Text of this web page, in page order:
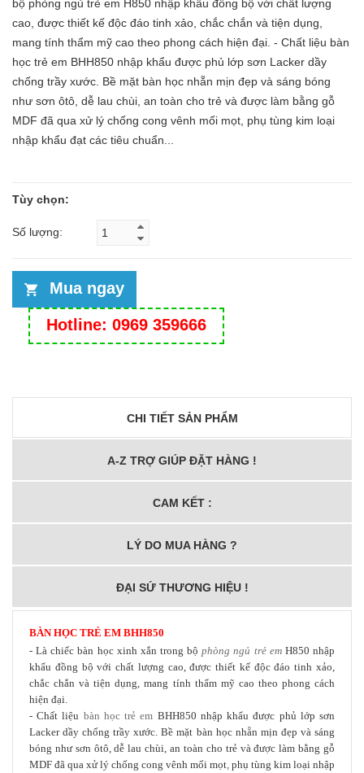
bộ phòng ngủ trẻ em H850 nhập khẩu đồng bộ với chất lượng
cao, được thiết kế độc đáo tinh xảo, chắc chắn và tiện dụng,
mang tính thẩm mỹ cao theo phong cách hiện đại. - Chất liệu bàn
học trẻ em BHH850 nhập khẩu được phủ lớp sơn Lacker dầy
chống trầy xước. Bề mặt bàn học nhẵn mịn đẹp và sáng bóng
như sơn ôtô, dễ lau chùi, an toàn cho trẻ và được làm bằng gỗ
MDF đã qua xử lý chống cong vênh mối mọt, phụ tùng kim loại
nhập khẩu đạt các tiêu chuẩn...
Tùy chọn:
Số lượng:
Mua ngay
Hotline: 0969 359666
CHI TIẾT SẢN PHẨM
A-Z TRỢ GIÚP ĐẶT HÀNG !
CAM KẾT :
LÝ DO MUA HÀNG ?
ĐẠI SỨ THƯƠNG HIỆU !
BÀN HỌC TRẺ EM BHH850
- Là chiếc bàn học xinh xắn trong bộphòng ngủ trẻ emH850 nhập
khẩu đồng bộ với chất lượng cao, được thiết kế độc đáo tinh xảo,
chắc chắn và tiện dụng, mang tính thẩm mỹ cao theo phong cách
hiện đại.
- Chất liệu bàn học trẻ em BHH850 nhập khẩu được phủ lớp sơn
Lacker dầy chống trầy xước. Bề mặt bàn học nhẵn mịn đẹp và sáng
bóng như sơn ôtô, dễ lau chùi, an toàn cho trẻvà được làm bằng gỗ
MDF đã qua xử lý chống cong vênh mối mọt, phụ tùng kim loại nhập